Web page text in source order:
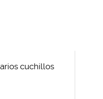
cuchillos